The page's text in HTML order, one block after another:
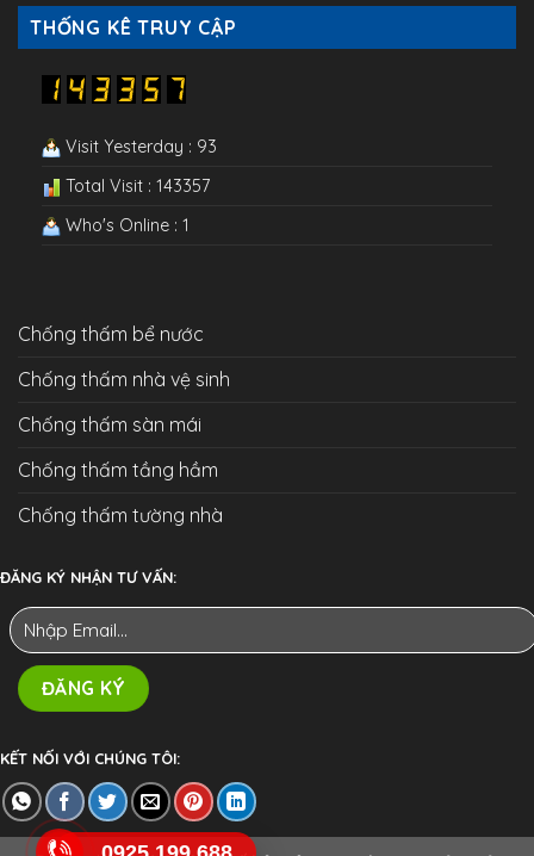
THỐNG KÊ TRUY CẬP
Visit Yesterday : 93
Total Visit : 143357
Who's Online : 1
Chống thấm bể nước
Chống thấm nhà vệ sinh
Chống thấm sàn mái
Chống thấm tầng hầm
Chống thấm tường nhà
ĐĂNG KÝ NHẬN TƯ VẤN:
KẾT NỐI VỚI CHÚNG TÔI: